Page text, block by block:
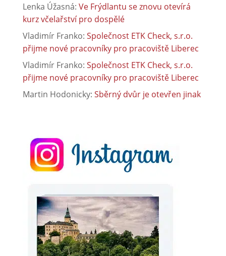
Lenka Úžasná: Ve Frýdlantu se znovu otevírá
kurz včelařství pro dospělé
Vladimír Franko: Společnost ETK Check, s.r.o.
přijme nové pracovníky pro pracoviště Liberec
Vladimír Franko: Společnost ETK Check, s.r.o.
přijme nové pracovníky pro pracoviště Liberec
Martin Hodonicky: Sběrný dvůr je otevřen jinak